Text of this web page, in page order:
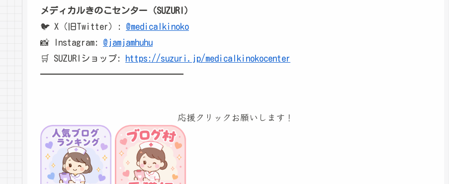
メディカルきのこセンター（SUZURI）
🐦 X（旧Twitter）: @medicalkinoko
📸 Instagram: @jamjamhuhu
🛒 SUZURIショップ: https://suzuri.jp/medicalkinokocenter
━━━━━━━━━━━━━━━━
応援クリックお願いします！